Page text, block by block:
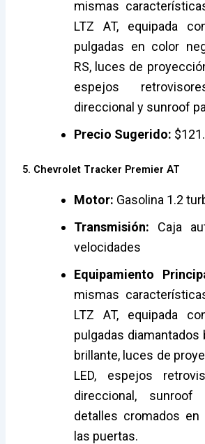
mismas
LTZ AT, equipada
pulgadas en color
RS, luces de
espejos
direccional y sunroof
Precio Sugerido:
5. Chevrolet Tracker Premier AT
Motor: Gasolina 1.2
Transmisión: Caja
velocidades
Equipamiento
mismas
LTZ AT, equipada
pulgadas diamantados
brillante, luces de
LED, espejos
direccional, sunroof
detalles cromados
las puertas.